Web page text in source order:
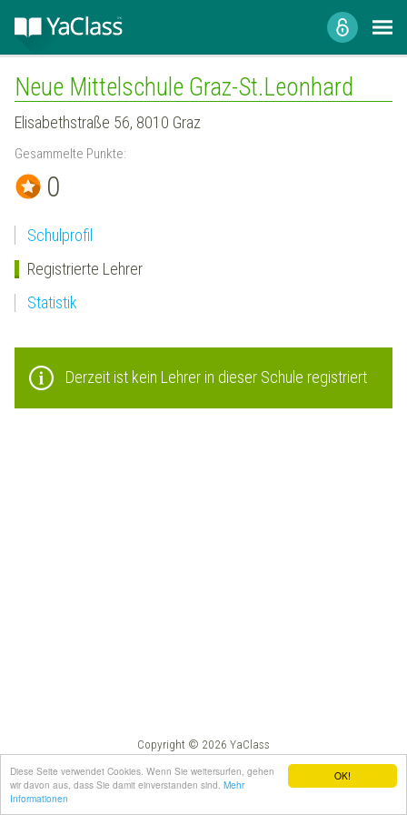
OK!
Diese Seite verwendet Cookies. Wenn Sie weitersurfen, gehen
wir davon aus, dass Sie damit einverstanden sind. Mehr
Informationen
Neue Mittelschule Graz-St.Leonhard
Elisabethstraße 56, 8010 Graz
Gesammelte Punkte:
0
Schulprofil
Registrierte Lehrer
Statistik
Derzeit ist kein Lehrer in dieser Schule registriert
Copyright © 2026 YaClass
Impressum
AGB